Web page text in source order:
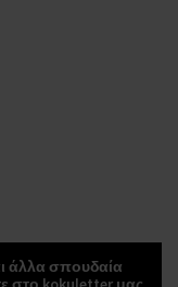
άλλα σπουδαία